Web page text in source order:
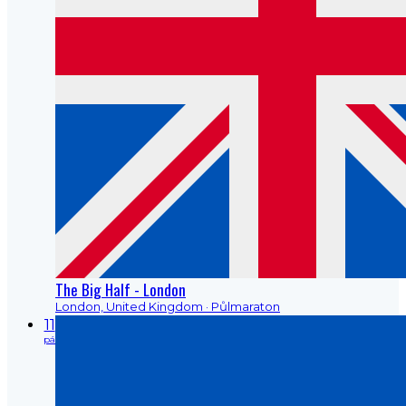
The Big Half - London
London, United Kingdom · Půlmaraton
11
pá